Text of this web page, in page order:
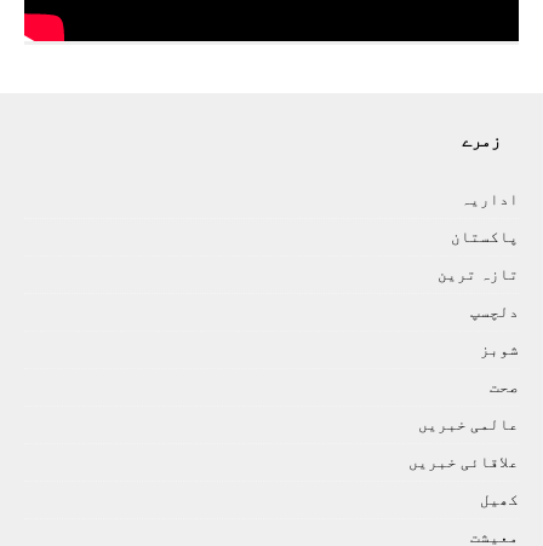
زمرے
اداريہ
پاکستان
تازہ ترين
دلچسپ
شوبز
صحت
عالمی خبريں
علاقائی خبريں
کھيل
معيشت